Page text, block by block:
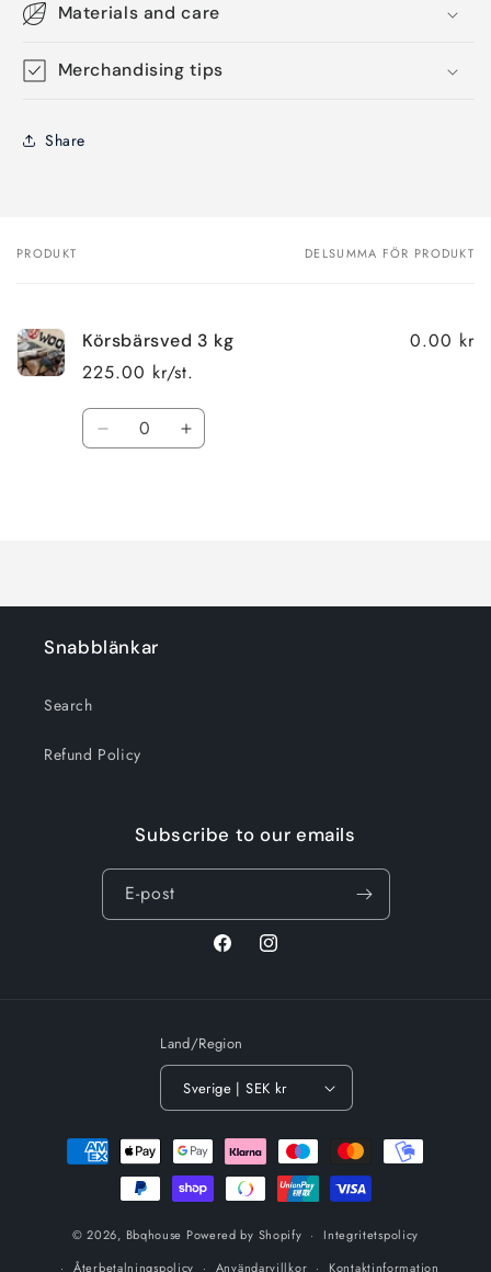
Materials and care
Merchandising tips
Share
Din
PRODUKT DELSUMMA FÖR PRODUKT
Körsbärsved 3 kg
225.00 kr/st.
0.00 kr
Kvantitet
Minska
Öka
Snabblänkar
Search
Refund Policy
Subscribe to our emails
E-post
FacebookInstagram
Land/Region
Sverige | SEK kr
Betalningsmetoder
© 2026, Bbqhouse Powered by Shopify
Integritetspolicy
Återbetalningspolicy
Användarvillkor Kontaktinformation